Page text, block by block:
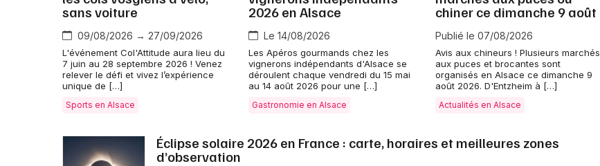
Jeux concours
Newsletter des sorties
Artistes en tournée
sans voiture
09/08/2026 → 27/09/2026
L'événement Col'Attitude aura lieu du
7 juin au 28 septembre 2026 ! Venez
relever le défi et vivez l’expérience
unique de […]
Sports en Alsace
2026 en Alsace
Le 14/08/2026
Les Apéros gourmands chez les
vignerons indépendants d'Alsace se
déroulent chaque vendredi du 15 mai
au 14 août 2026 pour une […]
Gastronomie en Alsace
chiner ce dimanche 9 août
Publié le 07/08/2026
Avis aux chineurs ! Plusieurs marchés
aux puces et brocantes sont
organisés en Alsace ce dimanche 9
août 2026. D'Entzheim à […]
Actualités en Alsace
Éclipse solaire 2026 en France : carte, horaires et meilleures zones
d’observation